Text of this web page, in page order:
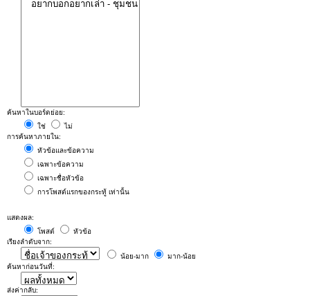
ค้นหาในบอร์ดย่อย:
ใช่
ไม่
การค้นหาภายใน:
หัวข้อและข้อความ
เฉพาะข้อความ
เฉพาะชื่อหัวข้อ
การโพสต์แรกของกระทู้ เท่านั้น
แสดงผล:
โพสต์
หัวข้อ
เรียงลำดับจาก:
น้อย-มาก
มาก-น้อย
ค้นหาก่อนวันที่:
ส่งค่ากลับ: